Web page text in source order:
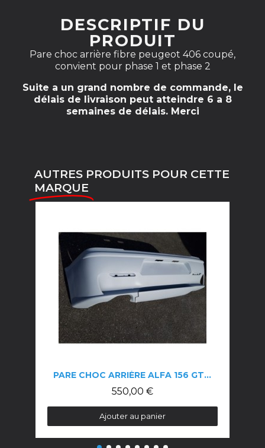
DESCRIPTIF DU
PRODUIT
Pare choc arrière fibre peugeot 406 coupé,
convient pour phase 1 et phase 2
Suite a un grand nombre de commande, le
délais de livraison peut atteindre 6 a 8
semaines de délais. Merci
AUTRES PRODUITS POUR CETTE
MARQUE
PARE CHOC ARRIÈRE ALFA 156 GTA""
550,00 €
Ajouter au panier